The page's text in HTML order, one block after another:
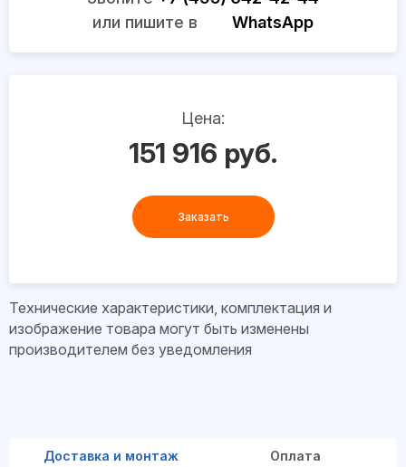
или пишите в
WhatsApp
Цена:
151 916 руб.
Заказать
Технические характеристики, комплектация и
изображение товара могут быть изменены
производителем без уведомления
Доставка и монтаж Оплата